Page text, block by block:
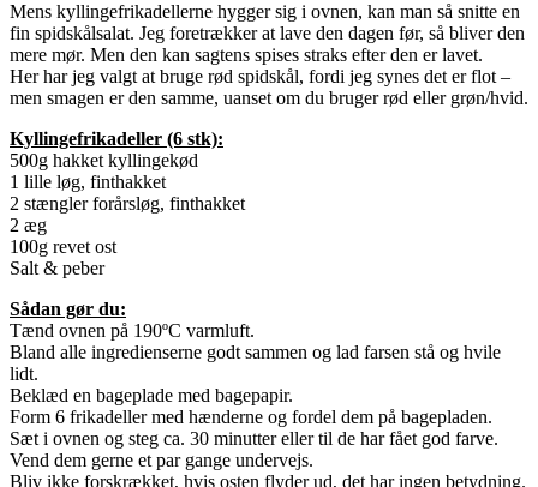
Mens kyllingefrikadellerne hygger sig i ovnen, kan man så snitte en
fin spidskålsalat. Jeg foretrækker at lave den dagen før, så bliver den
mere mør. Men den kan sagtens spises straks efter den er lavet.
Her har jeg valgt at bruge rød spidskål, fordi jeg synes det er flot –
men smagen er den samme, uanset om du bruger rød eller grøn/hvid.
Kyllingefrikadeller (6 stk):
500g hakket kyllingekød
1 lille løg, finthakket
2 stængler forårsløg, finthakket
2 æg
100g revet ost
Salt & peber
Sådan gør du:
Tænd ovnen på 190ºC varmluft.
Bland alle ingredienserne godt sammen og lad farsen stå og hvile
lidt.
Beklæd en bageplade med bagepapir.
Form 6 frikadeller med hænderne og fordel dem på bagepladen.
Sæt i ovnen og steg ca. 30 minutter eller til de har fået god farve.
Vend dem gerne et par gange undervejs.
Bliv ikke forskrækket, hvis osten flyder ud, det har ingen betydning.